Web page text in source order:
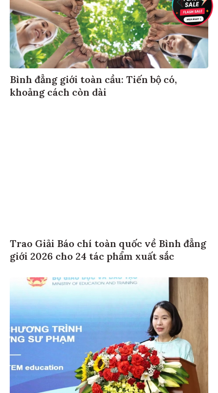
Bình đẳng giới toàn cầu: Tiến bộ có,
khoảng cách còn dài
Trao Giải Báo chí toàn quốc về Bình đẳng
giới 2026 cho 24 tác phẩm xuất sắc